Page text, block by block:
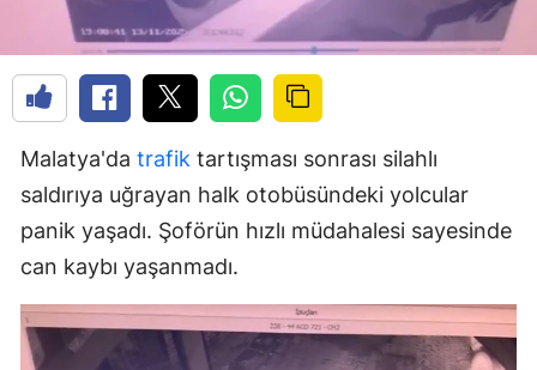
Malatya'da trafik tartışması sonrası silahlı
saldırıya uğrayan halk otobüsündeki yolcular
panik yaşadı. Şoförün hızlı müdahalesi sayesinde
can kaybı yaşanmadı.